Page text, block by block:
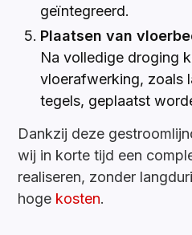
geïntegreerd.
Plaatsen van
Na volledige droging
vloerafwerking, zoals
tegels, geplaatst
Dankzij deze
wij in korte tijd een
realiseren, zonder
hoge kosten.